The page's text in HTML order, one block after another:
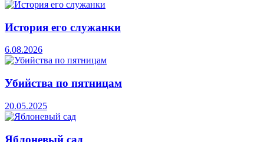
История его служанки
6.08.2026
Убийства по пятницам
20.05.2025
Яблоневый сад